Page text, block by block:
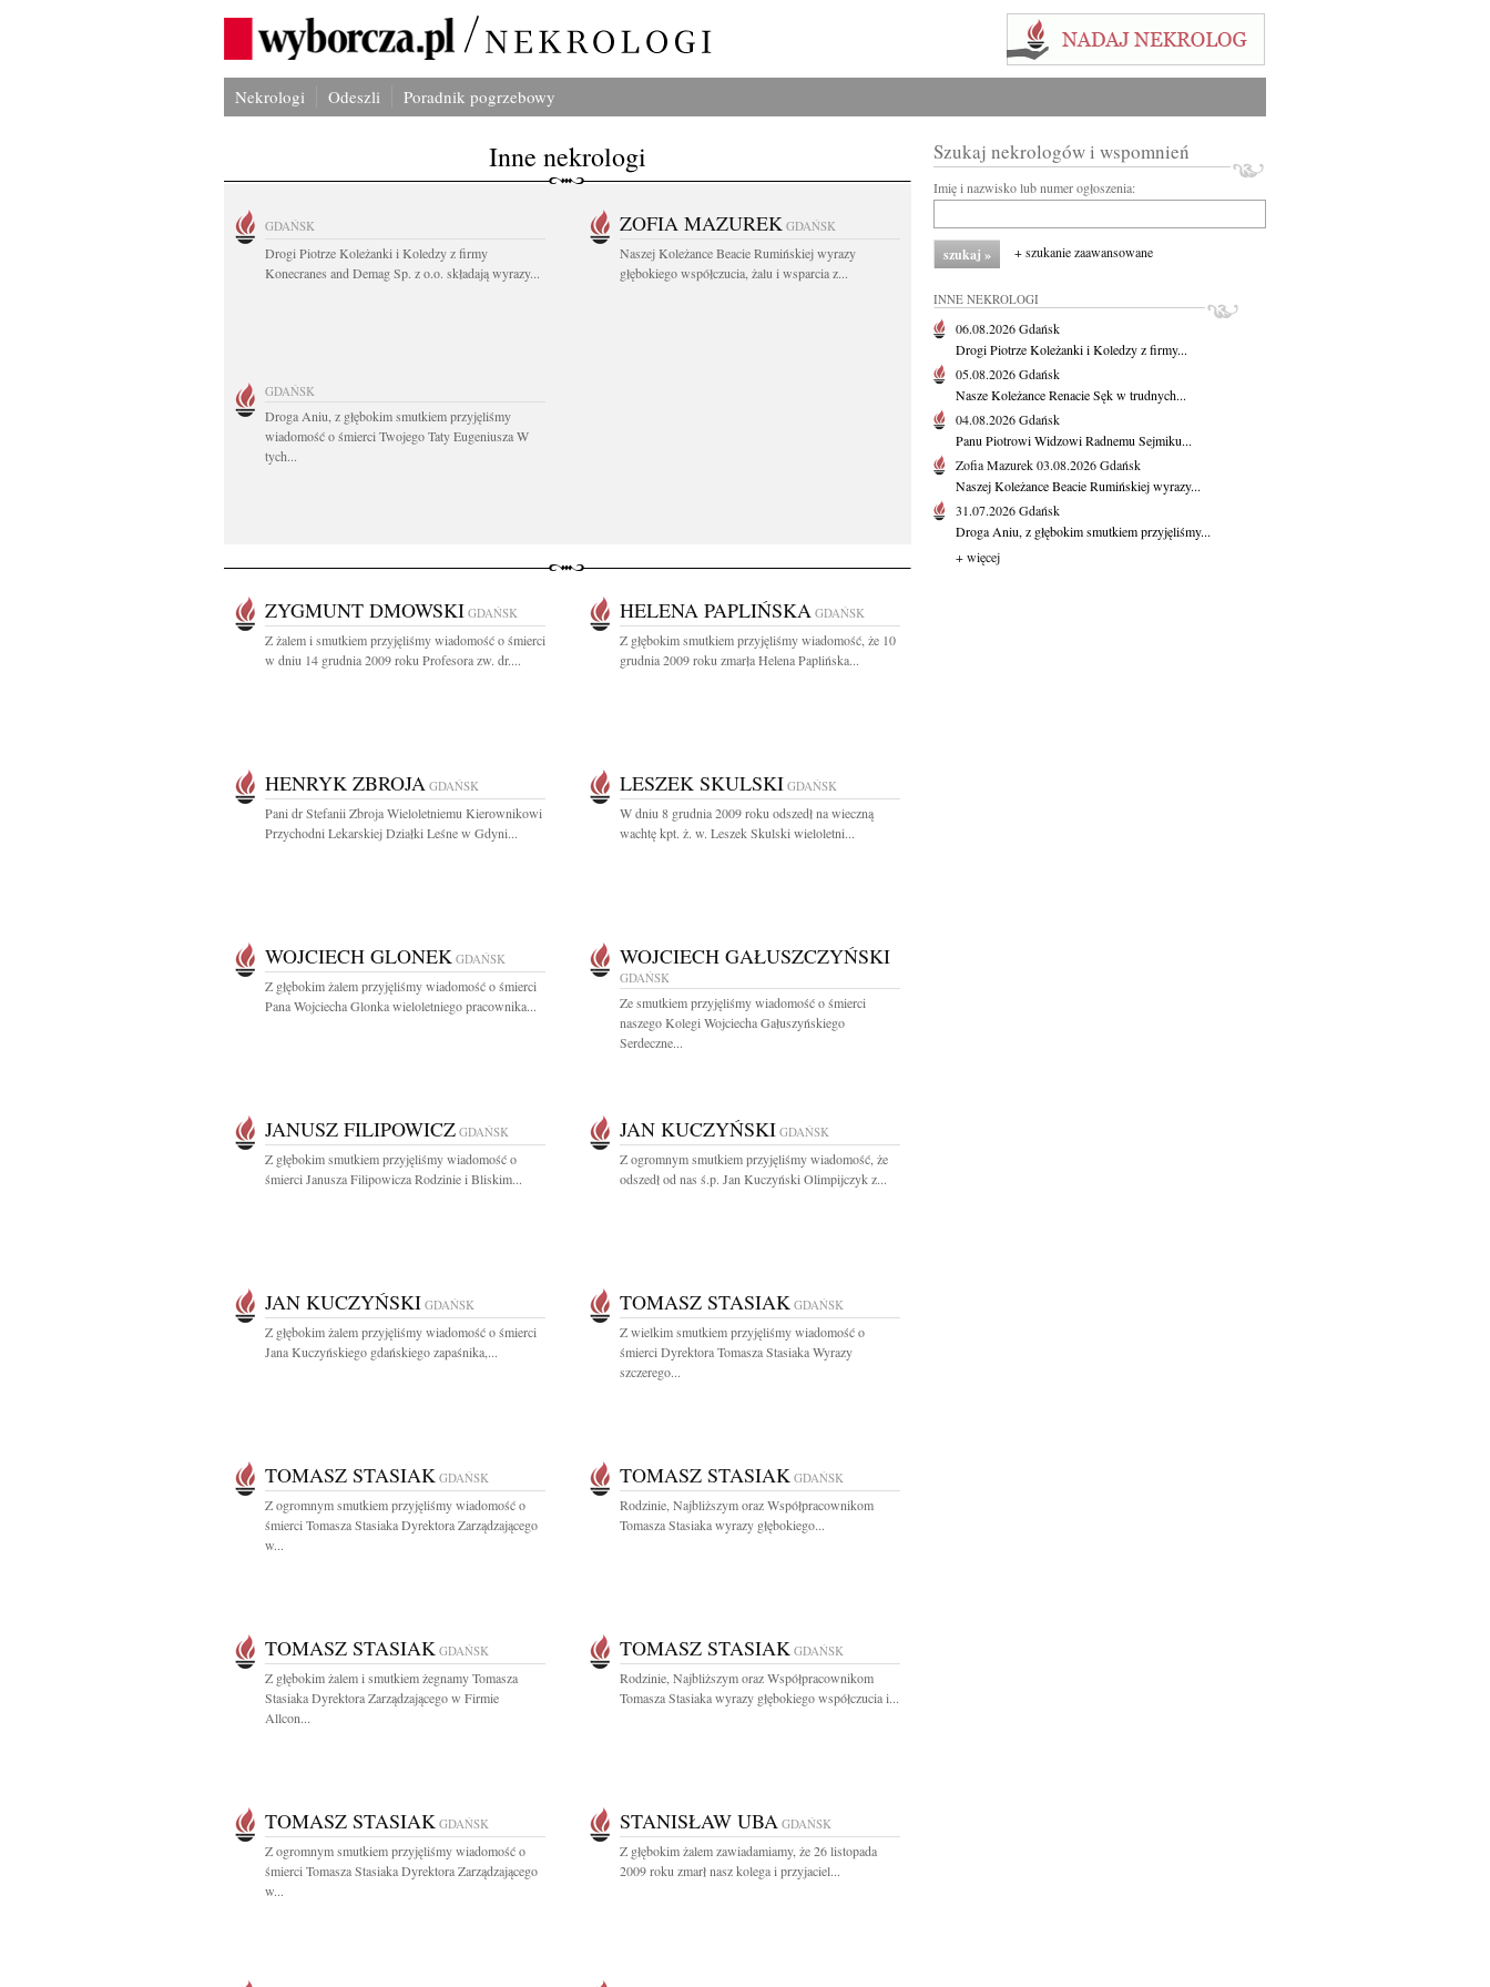
Nekrologi Odeszli Poradnik pogrzebowy
Inne nekrologi
GDAŃSK
Drogi Piotrze Koleżanki i Koledzy z firmy
Konecranes and Demag Sp. z o.o. składają wyrazy...
ZOFIA MAZUREK GDAŃSK
Naszej Koleżance Beacie Rumińskiej wyrazy
głębokiego współczucia, żalu i wsparcia z...
GDAŃSK
Droga Aniu, z głębokim smutkiem przyjęliśmy
wiadomość o śmierci Twojego Taty Eugeniusza W
tych...
ZYGMUNT DMOWSKI GDAŃSK
Z żalem i smutkiem przyjęliśmy wiadomość o śmierci
w dniu 14 grudnia 2009 roku Profesora zw. dr....
HELENA PAPLIŃSKA GDAŃSK
Z głębokim smutkiem przyjęliśmy wiadomość, że 10
grudnia 2009 roku zmarła Helena Paplińska...
HENRYK ZBROJA GDAŃSK
Pani dr Stefanii Zbroja Wieloletniemu Kierownikowi
Przychodni Lekarskiej Działki Leśne w Gdyni...
LESZEK SKULSKI GDAŃSK
W dniu 8 grudnia 2009 roku odszedł na wieczną
wachtę kpt. ż. w. Leszek Skulski wieloletni...
WOJCIECH GLONEK GDAŃSK
Z głębokim żalem przyjęliśmy wiadomość o śmierci
Pana Wojciecha Glonka wieloletniego pracownika...
WOJCIECH GAŁUSZCZYŃSKI
GDAŃSK
Ze smutkiem przyjęliśmy wiadomość o śmierci
naszego Kolegi Wojciecha Gałuszyńskiego
Serdeczne...
JANUSZ FILIPOWICZ GDAŃSK
Z głębokim smutkiem przyjęliśmy wiadomość o
śmierci Janusza Filipowicza Rodzinie i Bliskim...
JAN KUCZYŃSKI GDAŃSK
Z ogromnym smutkiem przyjęliśmy wiadomość, że
odszedł od nas ś.p. Jan Kuczyński Olimpijczyk z...
JAN KUCZYŃSKI GDAŃSK
Z głębokim żalem przyjęliśmy wiadomość o śmierci
Jana Kuczyńskiego gdańskiego zapaśnika,...
TOMASZ STASIAK GDAŃSK
Z wielkim smutkiem przyjęliśmy wiadomość o
śmierci Dyrektora Tomasza Stasiaka Wyrazy
szczerego...
TOMASZ STASIAK GDAŃSK
Z ogromnym smutkiem przyjęliśmy wiadomość o
śmierci Tomasza Stasiaka Dyrektora Zarządzającego
w...
TOMASZ STASIAK GDAŃSK
Rodzinie, Najbliższym oraz Współpracownikom
Tomasza Stasiaka wyrazy głębokiego...
TOMASZ STASIAK GDAŃSK
Z głębokim żalem i smutkiem żegnamy Tomasza
Stasiaka Dyrektora Zarządzającego w Firmie
Allcon...
TOMASZ STASIAK GDAŃSK
Rodzinie, Najbliższym oraz Współpracownikom
Tomasza Stasiaka wyrazy głębokiego współczucia i...
TOMASZ STASIAK GDAŃSK
Z ogromnym smutkiem przyjęliśmy wiadomość o
śmierci Tomasza Stasiaka Dyrektora Zarządzającego
w...
STANISŁAW UBA GDAŃSK
Z głębokim żalem zawiadamiamy, że 26 listopada
2009 roku zmarł nasz kolega i przyjaciel...
Szukaj nekrologów i wspomnień
Imię i nazwisko lub numer ogłoszenia:
+ szukanie zaawansowane
INNE NEKROLOGI
06.08.2026Gdańsk
Drogi Piotrze Koleżanki i Koledzy z firmy...
05.08.2026Gdańsk
Nasze Koleżance Renacie Sęk w trudnych...
04.08.2026Gdańsk
Panu Piotrowi Widzowi Radnemu Sejmiku...
Zofia Mazurek03.08.2026Gdańsk
Naszej Koleżance Beacie Rumińskiej wyrazy...
31.07.2026Gdańsk
Droga Aniu, z głębokim smutkiem przyjęliśmy...
+ więcej